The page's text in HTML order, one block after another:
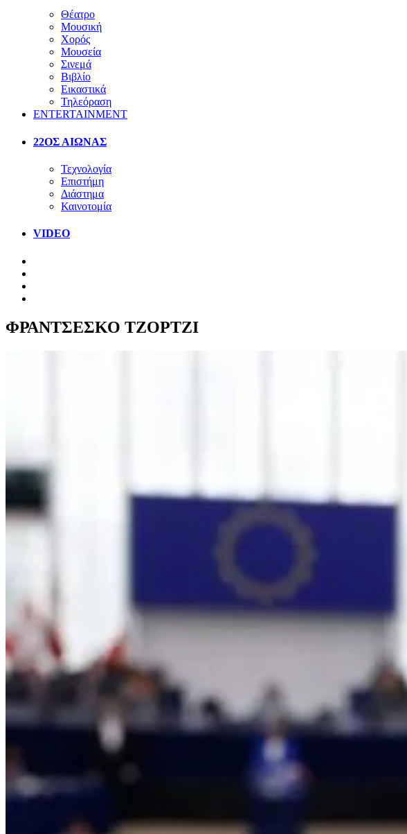
Θέατρο
Μουσική
Χορός
Μουσεία
Σινεμά
Βιβλίο
Εικαστικά
Τηλεόραση
ENTERTAINMENT
22ΟΣ ΑΙΩΝΑΣ
Τεχνολογία
Επιστήμη
Διάστημα
Καινοτομία
VIDEO
ΦΡΑΝΤΣΕΣΚΟ ΤΖΟΡΤΖΙ